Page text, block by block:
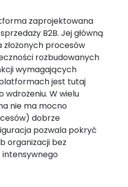
zaprojektowana
B2B. Jej główną
złożonych procesów
rozbudowanych
wymagających
jest tutaj
W wielu
nie ma mocno
dobrze
pozwala pokryć
organizacji bez
intensywnego